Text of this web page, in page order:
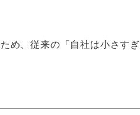
ため、従来の「自社は小さすぎ